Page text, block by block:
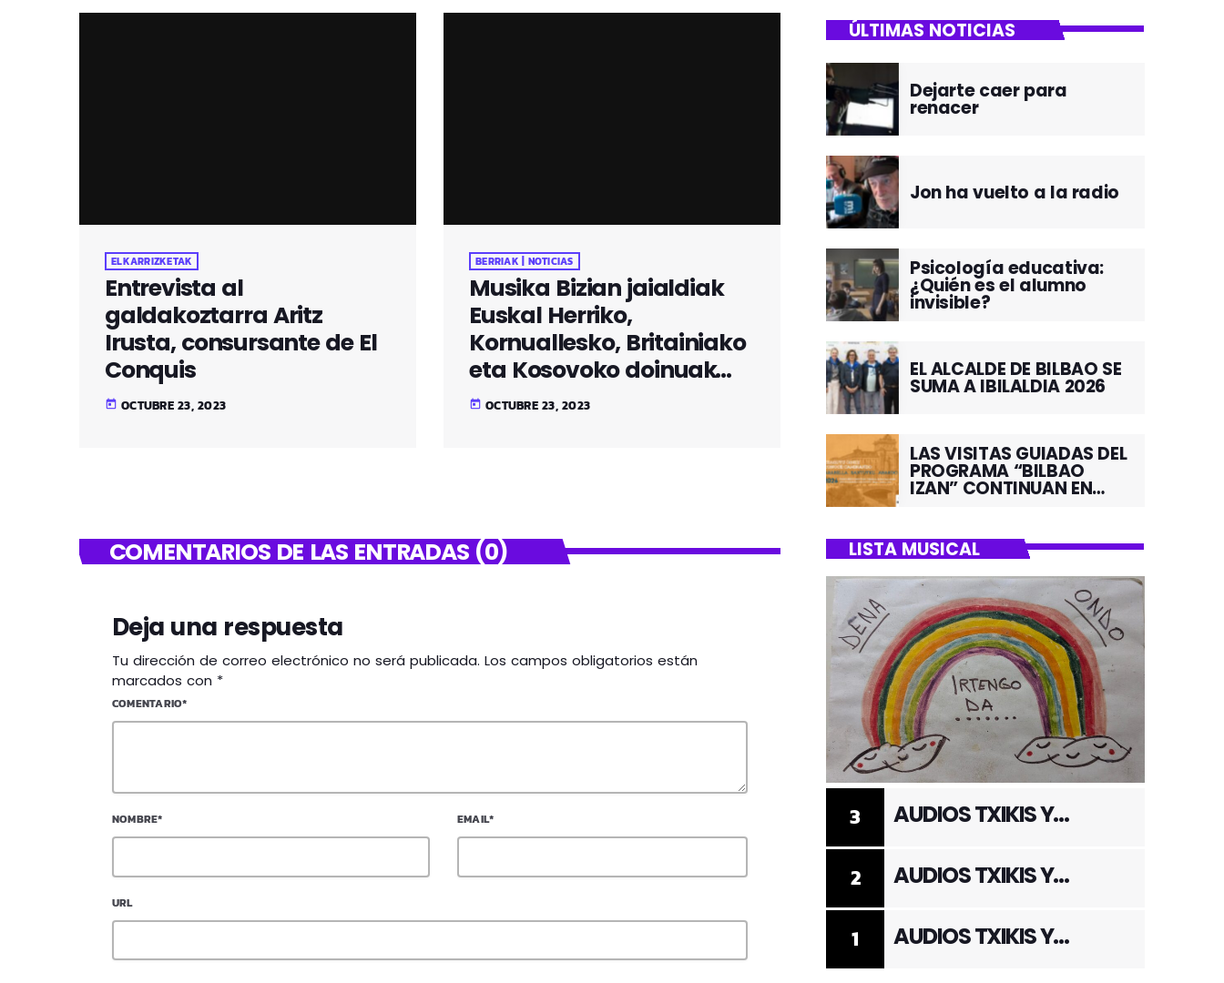
ELKARRIZKETAK
Entrevista al
galdakoztarra Aritz
Irusta, consursante de El
Conquis
today OCTUBRE 23, 2023
BERRIAK | NOTICIAS
Musika Bizian jaialdiak
Euskal Herriko,
Kornuallesko, Britainiako
eta Kosovoko doinuak
ekarriko ditu Galdakaora
today OCTUBRE 23, 2023
COMENTARIOS DE LAS ENTRADAS (0)
Deja una respuesta
Tu dirección de correo electrónico no será publicada. Los campos obligatorios están
marcados con *
COMENTARIO*
NOMBRE* EMAIL*
URL
ÚLTIMAS NOTICIAS
Dejarte caer para
renacer
Jon ha vuelto a la radio
Psicología educativa:
¿Quién es el alumno
invisible?
EL ALCALDE DE BILBAO SE
SUMA A IBILALDIA 2026
LAS VISITAS GUIADAS DEL
PROGRAMA “BILBAO
IZAN” CONTINUAN EN
LISTA MUSICAL
1 AUDIOS TXIKIS Y
2 AUDIOS TXIKIS Y
3 AUDIOS TXIKIS Y